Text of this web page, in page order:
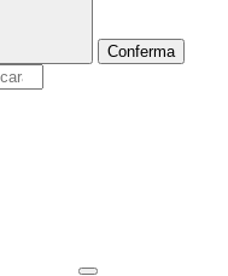
Conferma